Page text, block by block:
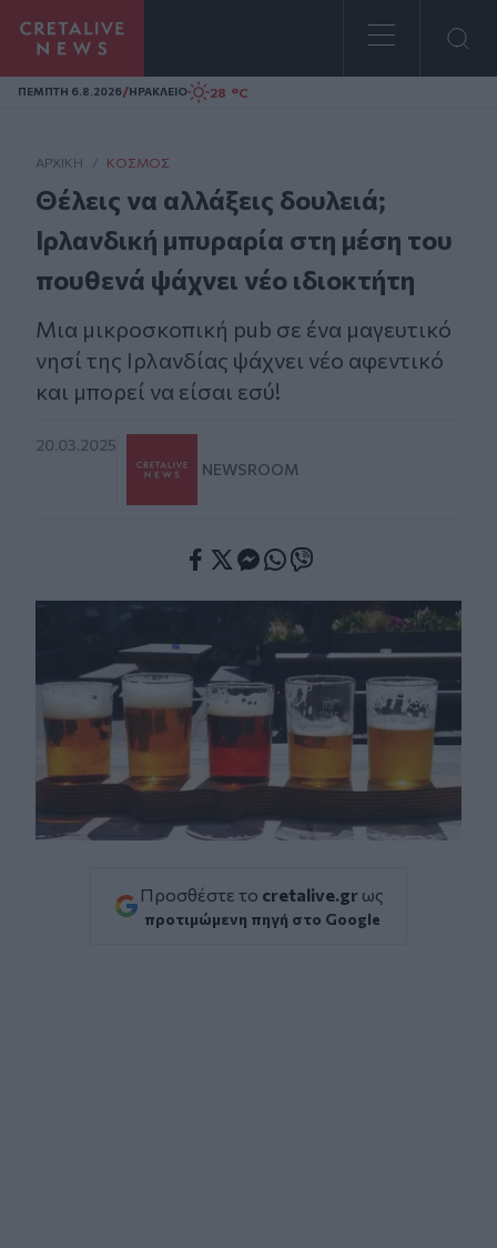
Homepage
ΠΕΜΠΤΗ 6.8.2026/ΗΡΑΚΛΕΙΟ 28 °C
ΑΡΧΙΚΗ / ΚΌΣΜΟΣ
Θέλεις να αλλάξεις δουλειά;
Ιρλανδική μπυραρία στη μέση του
πουθενά ψάχνει νέο ιδιοκτήτη
Μια μικροσκοπική pub σε ένα μαγευτικό
νησί της Ιρλανδίας ψάχνει νέο αφεντικό
και μπορεί να είσαι εσύ!
20.03.2025
NEWSROOM
Προσθέστε το cretalive.gr ως
προτιμώμενη πηγή στο Google